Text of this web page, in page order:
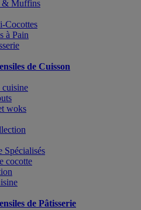
& Muffins
Cocottes
à Pain
de Cuisson
cuisine
woks
Spécialisés
cocotte
de Pâtisserie